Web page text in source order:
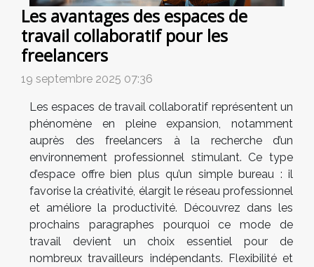
Les avantages des espaces de
travail collaboratif pour les
freelancers
19 septembre 2025 07:36
Les espaces de travail collaboratif représentent un
phénomène en pleine expansion, notamment
auprès des freelancers à la recherche d’un
environnement professionnel stimulant. Ce type
d’espace offre bien plus qu’un simple bureau : il
favorise la créativité, élargit le réseau professionnel
et améliore la productivité. Découvrez dans les
prochains paragraphes pourquoi ce mode de
travail devient un choix essentiel pour de
nombreux travailleurs indépendants. Flexibilité et